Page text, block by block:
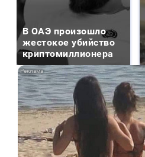
В ОАЭ произошло
жестокое убийство
криптомиллионера